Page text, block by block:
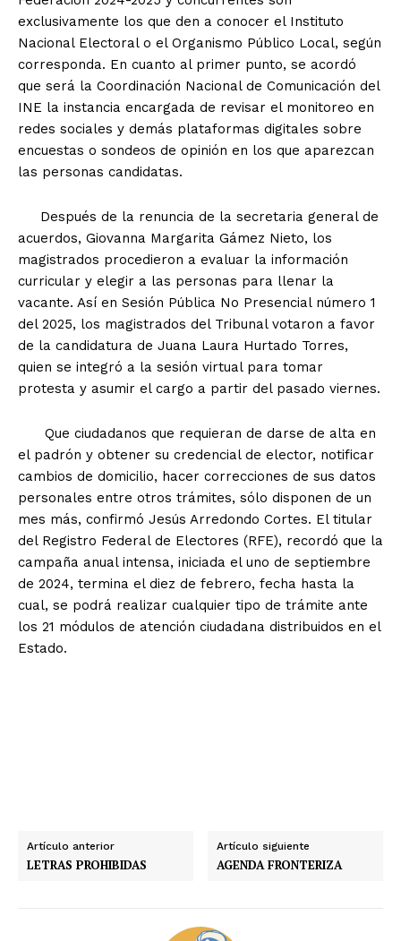
exclusivamente los que den a conocer el Instituto
Nacional Electoral o el Organismo Público Local, según
corresponda. En cuanto al primer punto, se acordó
que será la Coordinación Nacional de Comunicación del
INE la instancia encargada de revisar el monitoreo en
redes sociales y demás plataformas digitales sobre
encuestas o sondeos de opinión en los que aparezcan
las personas candidatas.
Después de la renuncia de la secretaria general de
acuerdos, Giovanna Margarita Gámez Nieto, los
magistrados procedieron a evaluar la información
curricular y elegir a las personas para llenar la
vacante. Así en Sesión Pública No Presencial número 1
del 2025, los magistrados del Tribunal votaron a favor
de la candidatura de Juana Laura Hurtado Torres,
quien se integró a la sesión virtual para tomar
protesta y asumir el cargo a partir del pasado viernes.
Que ciudadanos que requieran de darse de alta en
el padrón y obtener su credencial de elector, notificar
cambios de domicilio, hacer correcciones de sus datos
personales entre otros trámites, sólo disponen de un
mes más, confirmó Jesús Arredondo Cortes. El titular
del Registro Federal de Electores (RFE), recordó que la
campaña anual intensa, iniciada el uno de septiembre
de 2024, termina el diez de febrero, fecha hasta la
cual, se podrá realizar cualquier tipo de trámite ante
los 21 módulos de atención ciudadana distribuidos en el
Estado.
Artículo anterior
LETRAS PROHIBIDAS
Artículo siguiente
AGENDA FRONTERIZA